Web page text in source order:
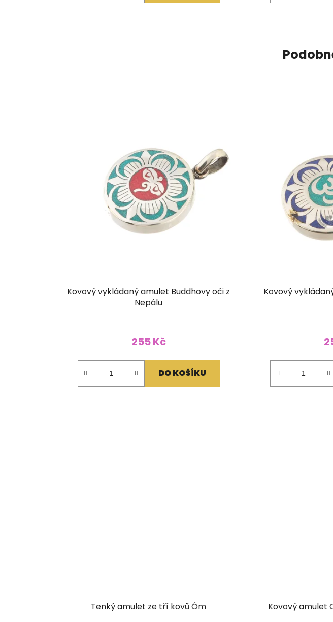
Kovový vykládaný amulet Buddhovy oči z
Nepálu
255 Kč
DO KOŠÍKU
Kovový
Tenký amulet ze tří kovů Óm Kovový amulet